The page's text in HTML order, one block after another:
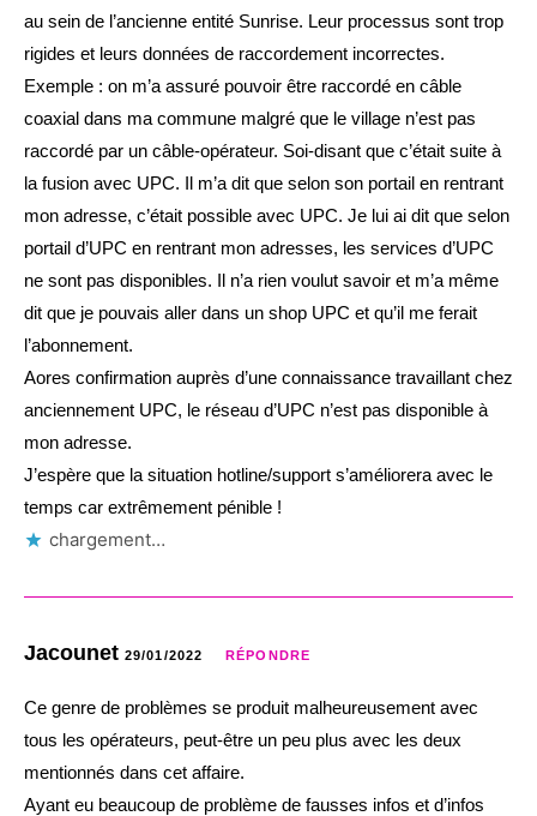
au sein de l’ancienne entité Sunrise. Leur processus sont trop
rigides et leurs données de raccordement incorrectes.
Exemple : on m’a assuré pouvoir être raccordé en câble
coaxial dans ma commune malgré que le village n’est pas
raccordé par un câble-opérateur. Soi-disant que c’était suite à
la fusion avec UPC. Il m’a dit que selon son portail en rentrant
mon adresse, c’était possible avec UPC. Je lui ai dit que selon
portail d’UPC en rentrant mon adresses, les services d’UPC
ne sont pas disponibles. Il n’a rien voulut savoir et m’a même
dit que je pouvais aller dans un shop UPC et qu’il me ferait
l’abonnement.
Aores confirmation auprès d’une connaissance travaillant chez
anciennement UPC, le réseau d’UPC n’est pas disponible à
mon adresse.
J’espère que la situation hotline/support s’améliorera avec le
temps car extrêmement pénible !
chargement…
Jacounet 29/01/2022 RÉPONDRE
Ce genre de problèmes se produit malheureusement avec
tous les opérateurs, peut-être un peu plus avec les deux
mentionnés dans cet affaire.
Ayant eu beaucoup de problème de fausses infos et d’infos